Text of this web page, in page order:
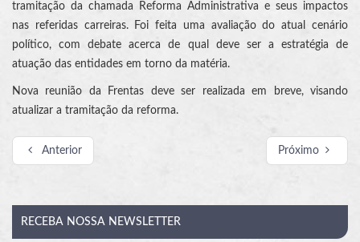
tramitação da chamada Reforma Administrativa e seus impactos
nas referidas carreiras. Foi feita uma avaliação do atual cenário
político, com debate acerca de qual deve ser a estratégia de
atuação das entidades em torno da matéria.
Nova reunião da Frentas deve ser realizada em breve, visando
atualizar a tramitação da reforma.
Anterior Próximo
RECEBA NOSSA NEWSLETTER